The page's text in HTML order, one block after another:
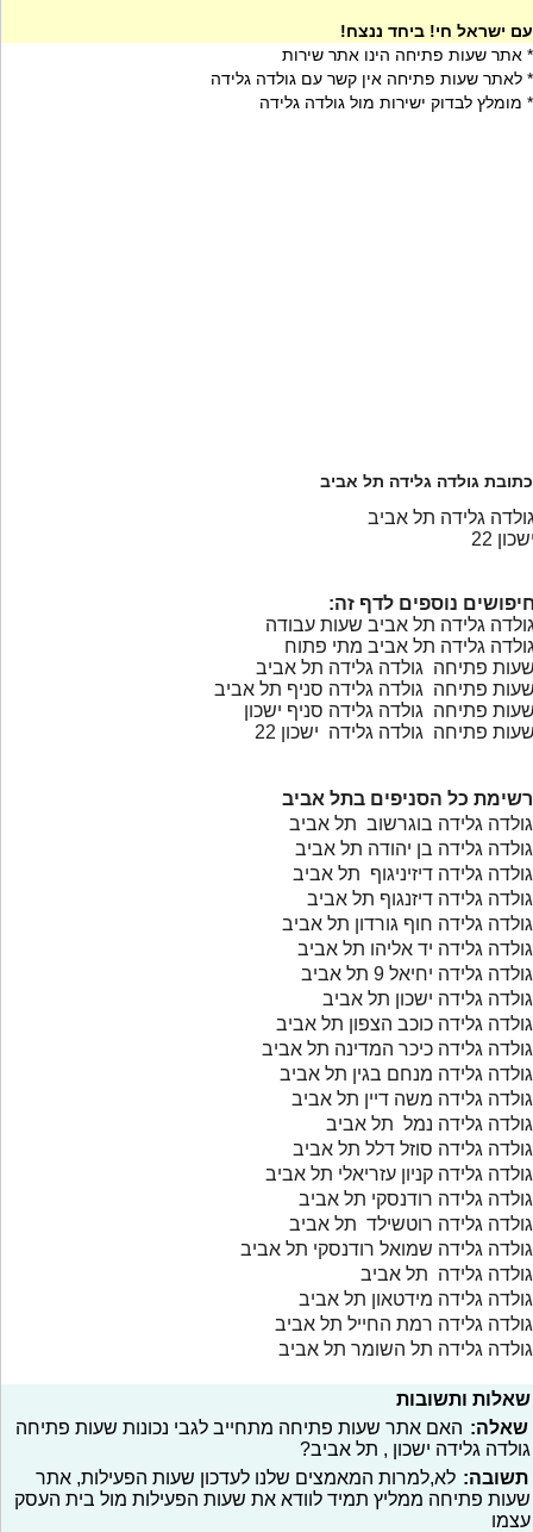
עם ישראל חי! ביחד ננצח!
* אתר שעות פתיחה הינו אתר שירות
* לאתר שעות פתיחה אין קשר עם גולדה גלידה
* מומלץ לבדוק ישירות מול גולדה גלידה
כתובת גולדה גלידה תל אביב
גלידה תל אביב
22
נוספים לדף זה:
גלידה תל אביב שעות עבודה
גלידה תל אביב מתי פתוח
פתיחה גולדה גלידה תל אביב
פתיחה גולדה גלידה סניף תל אביב
פתיחה גולדה גלידה סניף ישכון
פתיחה גולדה גלידה ישכון 22
רשימת כל הסניפים בתל אביב
גולדה גלידה בוגרשוב תל אביב
גולדה גלידה בן יהודה תל אביב
גולדה גלידה דיזיניגוף תל אביב
גולדה גלידה דיזנגוף תל אביב
גולדה גלידה חוף גורדון תל אביב
גולדה גלידה יד אליהו תל אביב
גולדה גלידה יחיאל 9 תל אביב
גולדה גלידה ישכון תל אביב
גולדה גלידה כוכב הצפון תל אביב
גולדה גלידה כיכר המדינה תל אביב
גולדה גלידה מנחם בגין תל אביב
גולדה גלידה משה דיין תל אביב
גולדה גלידה נמל תל אביב
גולדה גלידה סוזל דלל תל אביב
גולדה גלידה קניון עזריאלי תל אביב
גולדה גלידה רודנסקי תל אביב
גולדה גלידה רוטשילד תל אביב
גולדה גלידה שמואל רודנסקי תל אביב
גולדה גלידה תל אביב
גולדה גלידה מידטאון תל אביב
גולדה גלידה רמת החייל תל אביב
גולדה גלידה תל השומר תל אביב
שאלות ותשובות
שאלה: האם אתר שעות פתיחה מתחייב לגבי נכונות שעות פתיחה
גולדה גלידה ישכון , תל אביב?
תשובה: לא,למרות המאמצים שלנו לעדכון שעות הפעילות, אתר
שעות פתיחה ממליץ תמיד לוודא את שעות הפעילות מול בית העסק
עצמו